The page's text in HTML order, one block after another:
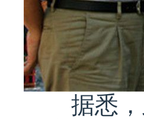
据悉，